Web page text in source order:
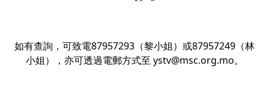
如有查詢，可致電87957293（黎小姐）或87957249（林
小姐），亦可透過電郵方式至 ystv@msc.org.mo。